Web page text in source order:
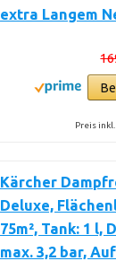
extra Langem
Preis
Kärcher
Deluxe,
75m², Tank: 1 l,
max. 3,2 bar,